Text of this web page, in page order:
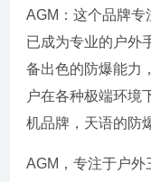
AGM：这个品牌专
已成为专业的户外
备出色的防爆能力
户在各种极端环境
机品牌，天语的防
AGM，专注于户外